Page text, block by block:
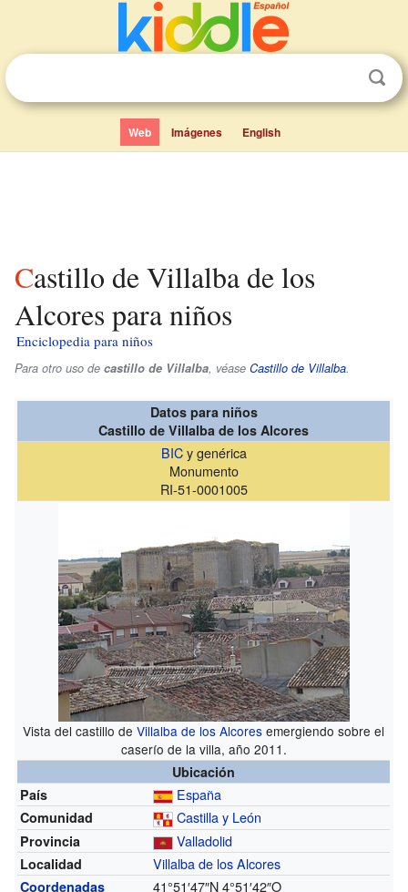
Web Imágenes English
Castillo de Villalba de los
Alcores para niños
Enciclopedia para niños
Para otro uso de castillo de Villalba, véase Castillo de Villalba.
Datos para niños
Castillo de Villalba de los Alcores
BICy genérica
Monumento
RI-51-0001005
Vista del castillo deVillalba de los Alcores emergiendo sobre el
caserío de la villa, año 2011.
Ubicación
País
España
Comunidad Castilla y León
Provincia Valladolid
Localidad Villalba de los Alcores
Coordenadas 41°51′47″N4°51′42″O